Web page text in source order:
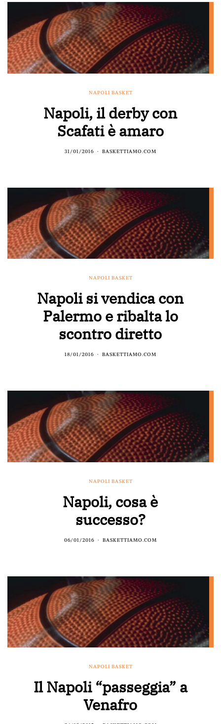
NAPOLI BASKET
Napoli, il derby con
Scafati è amaro
31/01/2016 BASKETTIAMO.COM
NAPOLI BASKET
Napoli si vendica con
Palermo e ribalta lo
scontro diretto
18/01/2016 BASKETTIAMO.COM
NAPOLI BASKET
Napoli, cosa è
successo?
06/01/2016 BASKETTIAMO.COM
NAPOLI BASKET
Il Napoli “passeggia” a
Venafro